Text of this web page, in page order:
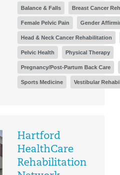
Balance & Falls Breast Cancer
Female Pelvic Pain Gender
Head & Neck Cancer Rehabilitation
Pelvic Health Physical Therapy
Pregnancy/Post-Partum Back Care
Sports Medicine Vestibular
Hartford
HealthCare
Rehabilitation